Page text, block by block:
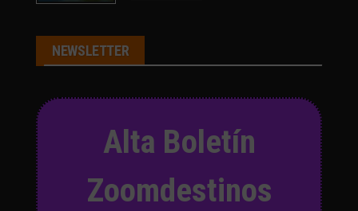
NEWSLETTER
Alta Boletín
Zoomdestinos